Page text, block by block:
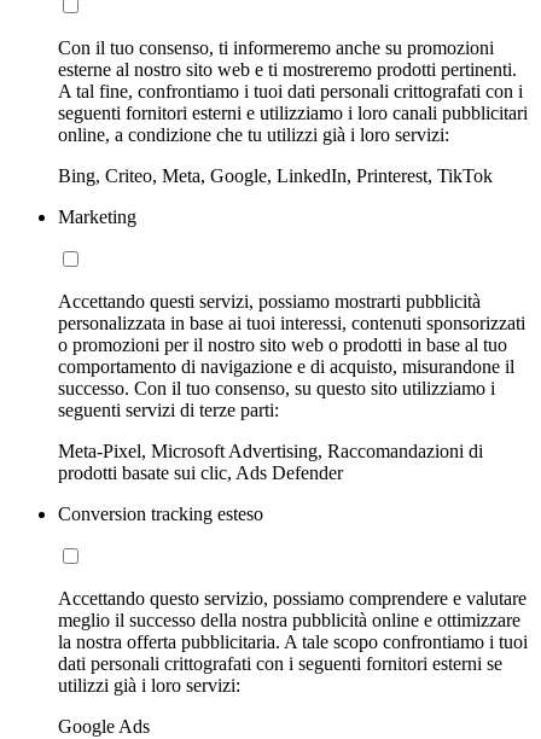
Con il tuo consenso, ti informeremo anche su promozioni
esterne al nostro sito web e ti mostreremo prodotti pertinenti.
A tal fine, confrontiamo i tuoi dati personali crittografati con i
seguenti fornitori esterni e utilizziamo i loro canali pubblicitari
online, a condizione che tu utilizzi già i loro servizi:
Bing, Criteo, Meta, Google, LinkedIn, Printerest, TikTok
Marketing
Accettando questi servizi, possiamo mostrarti pubblicità
personalizzata in base ai tuoi interessi, contenuti sponsorizzati
o promozioni per il nostro sito web o prodotti in base al tuo
comportamento di navigazione e di acquisto, misurandone il
successo. Con il tuo consenso, su questo sito utilizziamo i
seguenti servizi di terze parti:
Meta-Pixel, Microsoft Advertising, Raccomandazioni di
prodotti basate sui clic, Ads Defender
Conversion tracking esteso
Accettando questo servizio, possiamo comprendere e valutare
meglio il successo della nostra pubblicità online e ottimizzare
la nostra offerta pubblicitaria. A tale scopo confrontiamo i tuoi
dati personali crittografati con i seguenti fornitori esterni se
utilizzi già i loro servizi:
Google Ads